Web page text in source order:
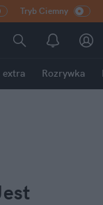
Tryb Ciemny
extra Rozrywka